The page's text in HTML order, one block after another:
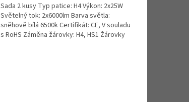
Sada 2 kusy Typ patice: H4 Výkon: 2x25W
Světelný tok: 2x6000lm Barva světla:
sněhově bílá 6500k Certifikát: CE, V souladu
s RoHS Záměna žárovky: H4, HS1 Žárovky